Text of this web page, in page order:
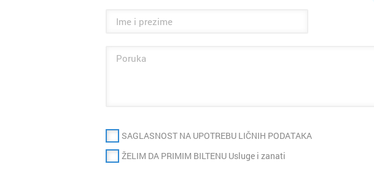
SAGLASNOST NA UPOTREBU LIČNIH PODATAKA
ŽELIM DA PRIMIM BILTENU Usluge i zanati